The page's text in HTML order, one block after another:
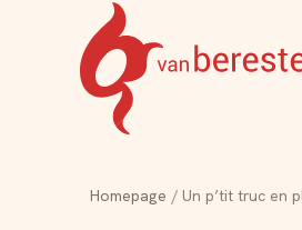
Navigatie
overslaanTheater
vanBeresteyn
Homepage Un p’tit truc en